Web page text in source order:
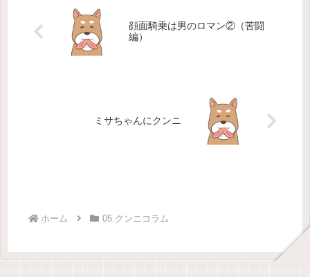
顔面騎乗は男のロマン②（苦闘
編）
ミサちゃんにクンニ
ホーム 05.クンニコラム